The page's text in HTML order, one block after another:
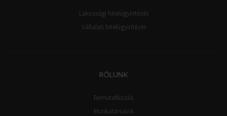
Lakossági hitelügyintézés
Vállalati hitelügyintézés
RÓLUNK
Bemutatkozás
Munkatársaink